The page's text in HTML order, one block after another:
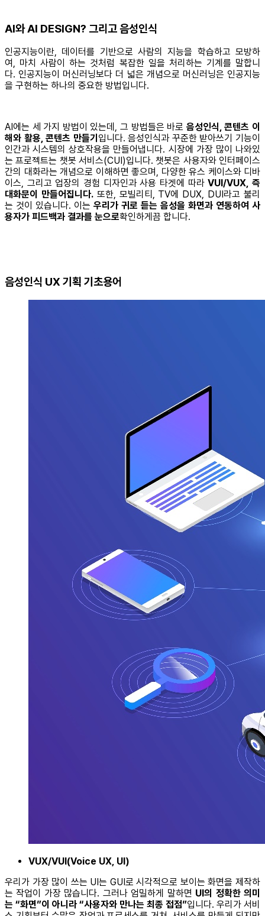
AI와 AI DESIGN? 그리고 음성인식
인공지능이란, 데이터를 기반으로 사람의 지능을 학습하고 모방하
여, 마치 사람이 하는 것처럼 복잡한 일을 처리하는 기계를 말합니
다. 인공지능이 머신러닝보다 더 넓은 개념으로 머신러닝은 인공지능
을 구현하는 하나의 중요한 방법입니다.
AI에는 세 가지 방법이 있는데, 그 방법들은 바로 음성인식, 콘텐츠 이
해와 활용, 콘텐츠 만들기 입니다. 음성인식과 꾸준한 받아쓰기 기능이
인간과 시스템의 상호작용을 만들어냅니다. 시장에 가장 많이 나와있
는 프로젝트는 챗봇 서비스(CUI)입니다. 챗봇은 사용자와 인터페이스
간의 대화라는 개념으로 이해하면 좋으며, 다양한 유스 케이스와 디바
이스, 그리고 업장의 경험 디자인과 사용 타겟에 따라VUI/VUX, 즉
대화문이 만들어집니다.또한, 모빌리티, TV에 DUX, DUI라고 불리
는 것이 있습니다. 이는 우리가 귀로 듣는 음성을 화면과 연동하여 사
용자가 피드백과 결과를 눈으로확인하게끔 합니다.
음성인식 UX 기획 기초용어
VUX/VUI(Voice UX, UI)
우리가 가장 많이 쓰는 UI는 GUI로 시각적으로 보이는 화면을 제작하
는 작업이 가장 많습니다. 그러나 엄밀하게 말하면 UI의 정확한 의미
는 “화면”이 아니라 “사용자와 만나는 최종 접점”입니다. 우리가 서비